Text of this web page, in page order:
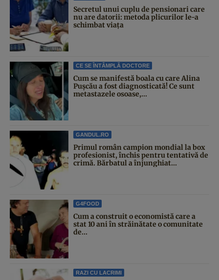
Secretul unui cuplu de pensionari care
nu are datorii: metoda plicurilor le-a
schimbat viața
CE SE ÎNTÂMPLĂ DOCTORE
Cum se manifestă boala cu care Alina
Pușcău a fost diagnosticată! Ce sunt
metastazele osoase,...
GANDUL.RO
Primul român campion mondial la box
profesionist, închis pentru tentativă de
crimă. Bărbatul a înjunghiat...
G4FOOD
Cum a construit o economistă care a
stat 10 ani în străinătate o comunitate
de...
RAZI CU LACRIMI